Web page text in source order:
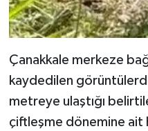
Çanakkale merkeze
kaydedilen
metreye ulaştığı
çiftleşme dönemine